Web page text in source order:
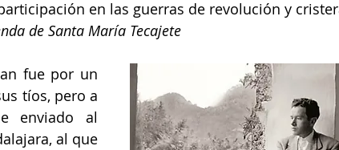
en las guerras de revolución y
de Santa María Tecajete
fue por un
tíos, pero a
enviado al
al que